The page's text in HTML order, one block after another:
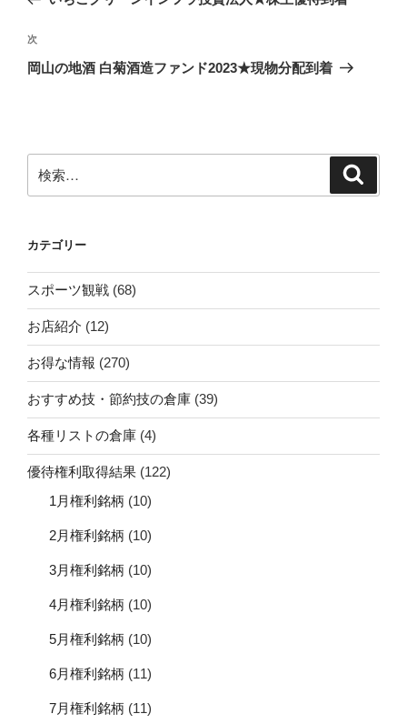
ナ
ビ
ゲ
ン
稿
次
の
次
岡山の地酒 白菊酒造ファンド2023★現物分配到着
索:
カテゴリー
スポーツ観戦 (68)
お店紹介 (12)
お得な情報 (270)
おすすめ技・節約技の倉庫 (39)
各種リストの倉庫 (4)
優待権利取得結果 (122)
1月権利銘柄 (10)
2月権利銘柄 (10)
3月権利銘柄 (10)
4月権利銘柄 (10)
5月権利銘柄 (10)
6月権利銘柄 (11)
7月権利銘柄 (11)